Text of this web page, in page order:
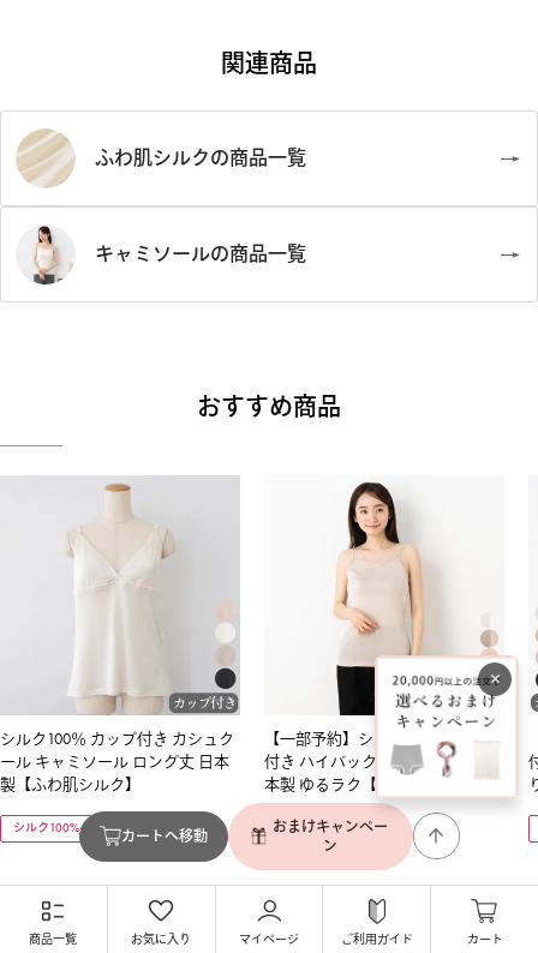
※天然繊維の性質上、お洗濯の際にどうしても縮みが起こる可
能性がございます。何卒ご了承下さいませ。また、大変デリケー
トな素材ですので、お取り扱いには十分ご配慮下さいますよう
お願い申し上げます。
※パッドのシワ・へこみが理由での返品交換はお受けできませ
ん。
●アイロンは当て布を使用してください。
関連商品
ふわ肌シルクの商品一覧
キャミソールの商品一覧
おすすめ商品
シルク100％ カップ付き カシュク
ール キャミソール ロング丈 日本
製【ふわ肌シルク】
シルク100%
【一部予約】シルク100％ カップ
付き ハイバック キャミソール 日
本製 ゆるラク【ふわ肌シルク】
シルク100%
×
カートへ移動
おまけキャンペー
ン
商品一覧 お気に入り マイページ ご利用ガイド カート